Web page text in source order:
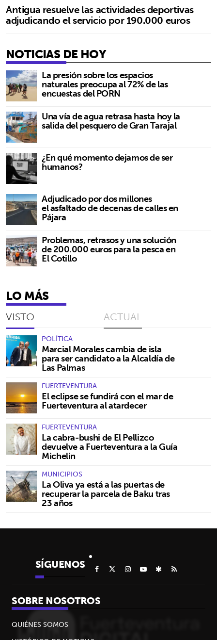
Antigua resuelve las actividades deportivas
adjudicando el servicio por 190.000 euros
NOTICIAS DE HOY
La presión sobre los espacios
naturales preocupa al 72% de las
encuestas del PORN
Una vía de agua retrasa hasta hoy la
salida del pesquero de Gran Tarajal
¿En qué momento dejamos de ser
humanos?
Adjudicado por dos millones
el asfaltado de decenas de calles en
Pájara
Problemas, retrasos y una solución
de 200.000 euros para la pesca en
El Cotillo
LO MÁS
VISTO ACTUAL
POLÍTICA
Marcial Morales cambia de isla
para ser candidato a la Alcaldía de
Las Palmas
FUERTEVENTURA
El eclipse se fundirá con el mar de
Fuerteventura al atardecer
FUERTEVENTURA
La cabra-bushi de El Pellizco
devuelve a Fuerteventura a la Guía
Michelin
MUNICIPIOS
La Oliva ya está a las puertas de
recuperar la parcela de Baku tras
23 años
SÍGUENOS
SOBRE NOSOTROS
QUIÉNES SOMOS